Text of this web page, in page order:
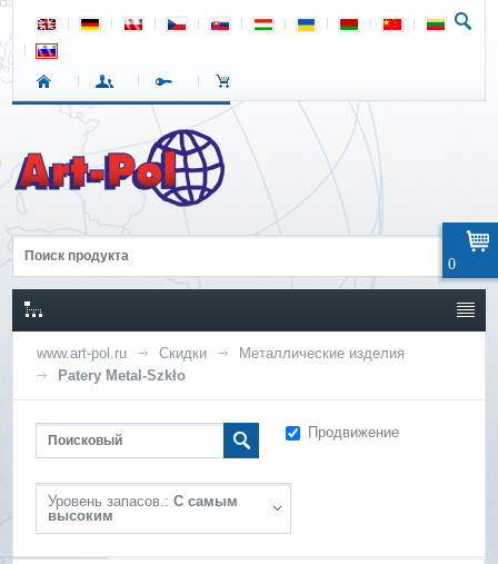
www.art-pol.ru Скидки
Металлические изделия
Patery Metal-Szkło
Продвижение
Уровень запасов.: С самым
высоким
0